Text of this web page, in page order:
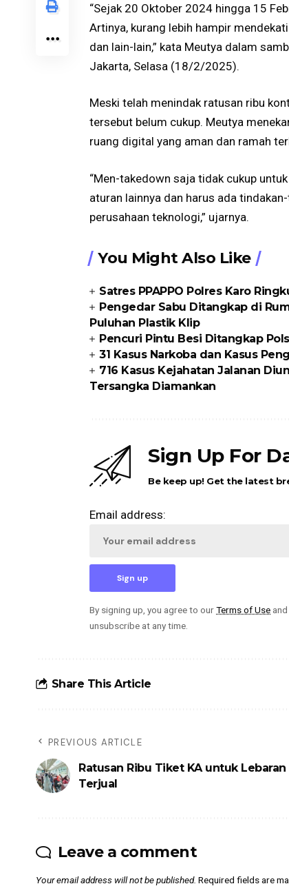
“Sejak 20 Oktober 2024 hingga 15
Artinya, kurang lebih hampir
dan lain-lain,” kata Meutya dalam
Jakarta, Selasa (18/2/2025).
Meski telah menindak ratusan ribu
tersebut belum cukup. Meutya
ruang digital yang aman dan ramah
“Men-takedown saja tidak cukup
aturan lainnya dan harus ada
perusahaan teknologi,” ujarnya.
You Might Also Like
Satres PPAPPO Polres Karo
Pengedar Sabu Ditangkap di
Puluhan Plastik Klip
Pencuri Pintu Besi Ditangkap
31 Kasus Narkoba dan Kasus
716 Kasus Kejahatan Jalanan
Tersangka Diamankan
Sign Up For
Be keep up! Get the latest
Email address:
By signing up, you agree to ourTerms of Use
unsubscribe at any time.
Share This Article
PREVIOUS ARTICLE
Ratusan Ribu Tiket KA untuk
Terjual
Leave a comment
Your email address will not be published. Required fields are